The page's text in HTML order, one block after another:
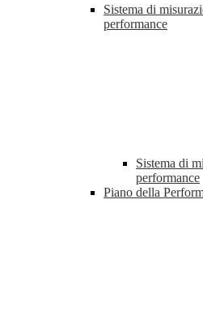
Sistema di
performance
Sistema di
performance
Piano della